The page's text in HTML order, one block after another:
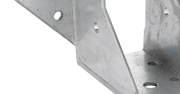
Borste Till Fotskrapa 250Mm 355/250